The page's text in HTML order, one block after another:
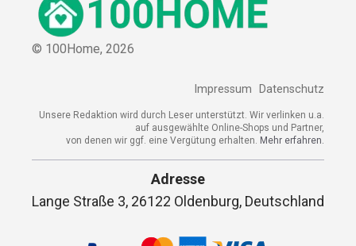
© 100Home, 2026
Impressum Datenschutz
Unsere Redaktion wird durch Leser unterstützt. Wir verlinken u.a.
auf ausgewählte Online-Shops und Partner,
von denen wir ggf. eine Vergütung erhalten. Mehr erfahren.
Adresse
Lange Straße 3, 26122 Oldenburg, Deutschland